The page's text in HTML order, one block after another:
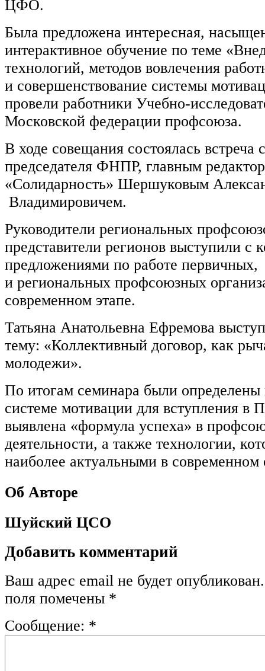
ЦФО.
Была предложена интересная,
интерактивное обучение по теме
технологий, методов вовлечения
и совершенствование системы
провели работники Учебно-
Московской федерации профсоюза.
В ходе совещания состоялась встреча
председателя ФНПР, главным
«Солидарность» Шершуковым
Владимировичем.
Руководители региональных
представители регионов выступили с
предложениями по работе первичных,
и региональных профсоюзных
современном этапе.
Татьяна Анатольевна Ефремова
тему: «Коллективный договор, как
молодежи».
По итогам семинара были определены
системе мотивации для вступления в
выявлена «формула успеха» в
деятельности, а также технологии,
наиболее актуальными в современном
Об Авторе
Шуйский ЦСО
Добавить комментарий
Ваш адрес email не будет опубликован.
поля помечены *
Сообщение: *